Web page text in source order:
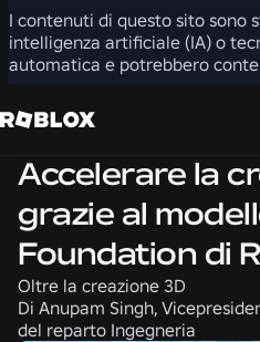
I contenuti di questo sito
intelligenza artificiale (IA) o
automatica e potrebbero
Condividi
Accelerare la
grazie al
Foundation di
Oltre la creazione 3D
Di Anupam Singh,
del reparto Ingegneria